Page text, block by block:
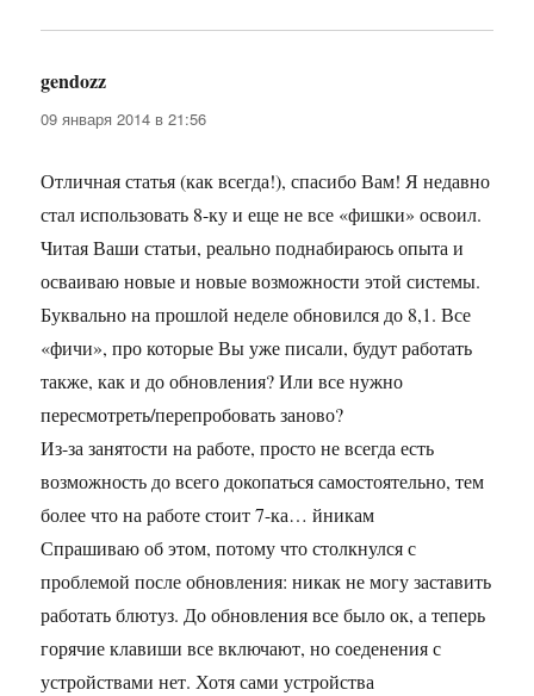
gendozz
09 января 2014 в 21:56
Отличная статья (как всегда!), спасибо Вам! Я недавно
стал использовать 8-ку и еще не все «фишки» освоил.
Читая Ваши статьи, реально поднабираюсь опыта и
осваиваю новые и новые возможности этой системы.
Буквально на прошлой неделе обновился до 8,1. Все
«фичи», про которые Вы уже писали, будут работать
также, как и до обновления? Или все нужно
пересмотреть/перепробовать заново?
Из-за занятости на работе, просто не всегда есть
возможность до всего докопаться самостоятельно, тем
более что на работе стоит 7-ка… йникам
Спрашиваю об этом, потому что столкнулся с
проблемой после обновления: никак не могу заставить
работать блютуз. До обновления все было ок, а теперь
горячие клавиши все включают, но соеденения с
устройствами нет. Хотя сами устройства